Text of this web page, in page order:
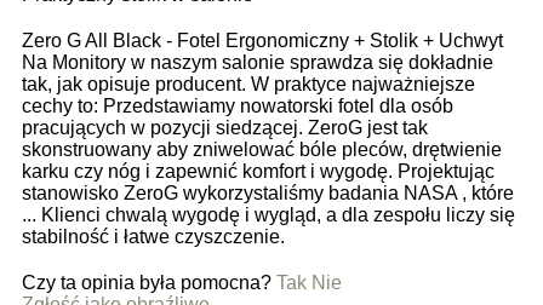
Zero G All Black - Fotel Ergonomiczny + Stolik + Uchwyt
Na Monitory w naszym salonie sprawdza się dokładnie
tak, jak opisuje producent. W praktyce najważniejsze
cechy to: Przedstawiamy nowatorski fotel dla osób
pracujących w pozycji siedzącej. ZeroG jest tak
skonstruowany aby zniwelować bóle pleców, drętwienie
karku czy nóg i zapewnić komfort i wygodę. Projektując
stanowisko ZeroG wykorzystaliśmy badania NASA , które
... Klienci chwalą wygodę i wygląd, a dla zespołu liczy się
stabilność i łatwe czyszczenie.
Czy ta opinia była pomocna? Tak Nie